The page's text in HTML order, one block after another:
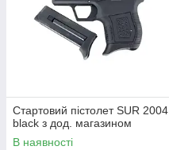
Стартовий пістолет SUR 2004
black з дод. магазином
В наявності